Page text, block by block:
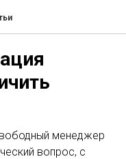
менеджер
вопрос, с